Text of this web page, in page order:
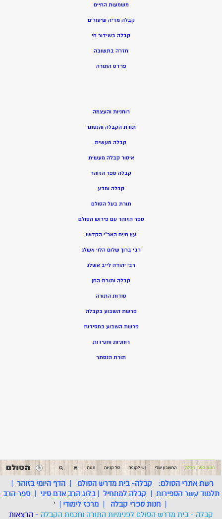
משמעות החיים
קבלה מדיה שיעורים
קבלה בשידור חי
חזרה בתשובה
פרדס התורה
רוחניות והעצמה
תורת הקבלה והנסתר
קבלה מעשית
איסור קבלה מעשית
קבלה ספר הזוהר
קבלה ומדע
תורת בעל הסולם
ספר הזוהר עם פירוש הסולם
עץ חיים האר”י הקדוש
רבי ברוך שלום הלוי אשלג
רבי יהודה לייב אשלג
קבלה ותורת החן
סודות התורה
פרשת השבוע בקבלה
פרשת השבוע בחסידות
רוחניות וחסידות
תורת הנסתר
רשת אתרי הסולם: קבלה- בית מדרש הסולם |הדף היומי בזוהר
תלמוד עשר הספירות
קבלה למתחיל |בלוג הרב אדם סיני |ספר הרב
חנות ספרי קבלה מרכז לימודי
'
קבלה - בית מדרש הסולם לפנימיות התורה וחכמת הקבלה - הרצאות